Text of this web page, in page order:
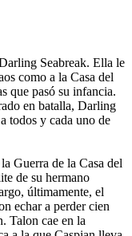
Seabreak. Ella le
como a la Casa del
que pasó su infancia.
en batalla, Darling
todos y cada uno de
Guerra de la Casa del
de su hermano
últimamente, el
echar a perder cien
Talon cae en la